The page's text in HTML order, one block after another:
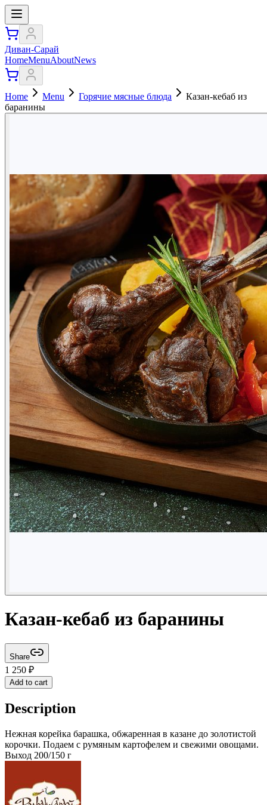
Диван-Сарай
HomeMenuAboutNews
Home Menu Горячие мясные блюда
Казан-кебаб из
баранины
Казан-кебаб из баранины
Share
1 250 ₽
Add to cart
Description
Нежная корейка барашка, обжаренная в казане до золотистой
корочки. Подаем с румяным картофелем и свежими овощами.
Выход 200/150 г